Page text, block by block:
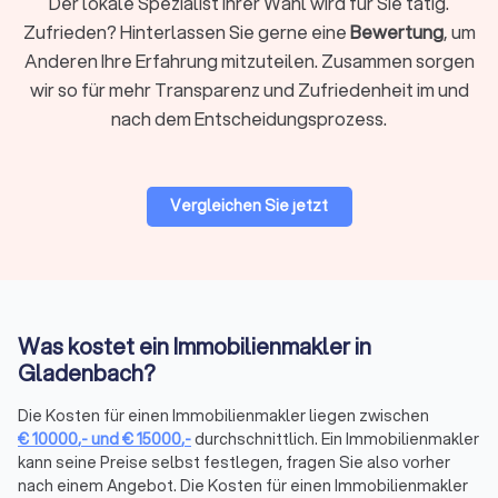
Die besten Immobilienmakler in Gladenbach
finden
Erfahrung, Fachkenntnisse zur Immobiliensituation in
zwischen einem Immobilienmakler und einem guten
Immobilienmakler machen. Erhalten Sie erste Anhaltspunkte
Eigenheim-Suche oder Immobilienkauf als
Investition?
Professionelle Immobilienbüros bieten Ihnen vielfältige
Leistungen, zu denen Sie im persönlichen Erstgespräch
umfassend beraten werden. Hierfür muss der
Zufrieden? Hinterlassen Sie gerne eineBewertung, um
Anderen Ihre Erfahrung mitzuteilen. Zusammen sorgen
wir so für mehr Transparenz und Zufriedenheit im und
nach dem Entscheidungsprozess.
Vergleichen Sie jetzt
Was kostet ein Immobilienmakler in
Gladenbach?
Die Kosten für einen Immobilienmakler liegen zwischen
€10000,-und€15000,-durchschnittlich. Ein Immobilienmakler
kann seine Preise selbst festlegen, fragen Sie also vorher
nach einem Angebot. Die Kosten für einen Immobilienmakler